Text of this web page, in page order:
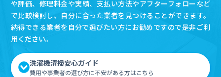
や評価、修理料金や実績、支払い方法やアフターフォローなど
で比較検討し、自分に合った業者を見つけることができます。
納得できる業者を自分で選びたい方にお勧めですので是非ご利
用ください。
洗濯機清掃安心ガイド
費用や事業者の選び方に不安がある方はこちら